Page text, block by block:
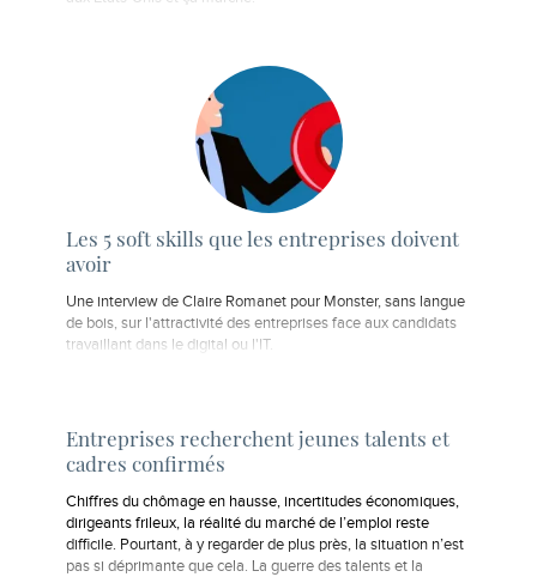
Les 5 soft skills que les entreprises doivent
avoir
Une interview de Claire Romanet pour Monster, sans langue
de bois, sur l'attractivité des entreprises face aux candidats
travaillant dans le digital ou l'IT.
Entreprises recherchent jeunes talents et
cadres confirmés
Chiffres du chômage en hausse, incertitudes économiques,
dirigeants frileux, la réalité du marché de l’emploi reste
difficile. Pourtant, à y regarder de plus près, la situation n’est
pas si déprimante que cela. La guerre des talents et la